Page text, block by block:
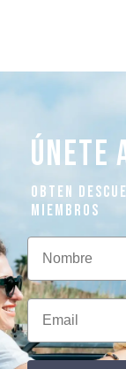
ÚNETE
OBTEN
MIEMBROS
Nombre
Email